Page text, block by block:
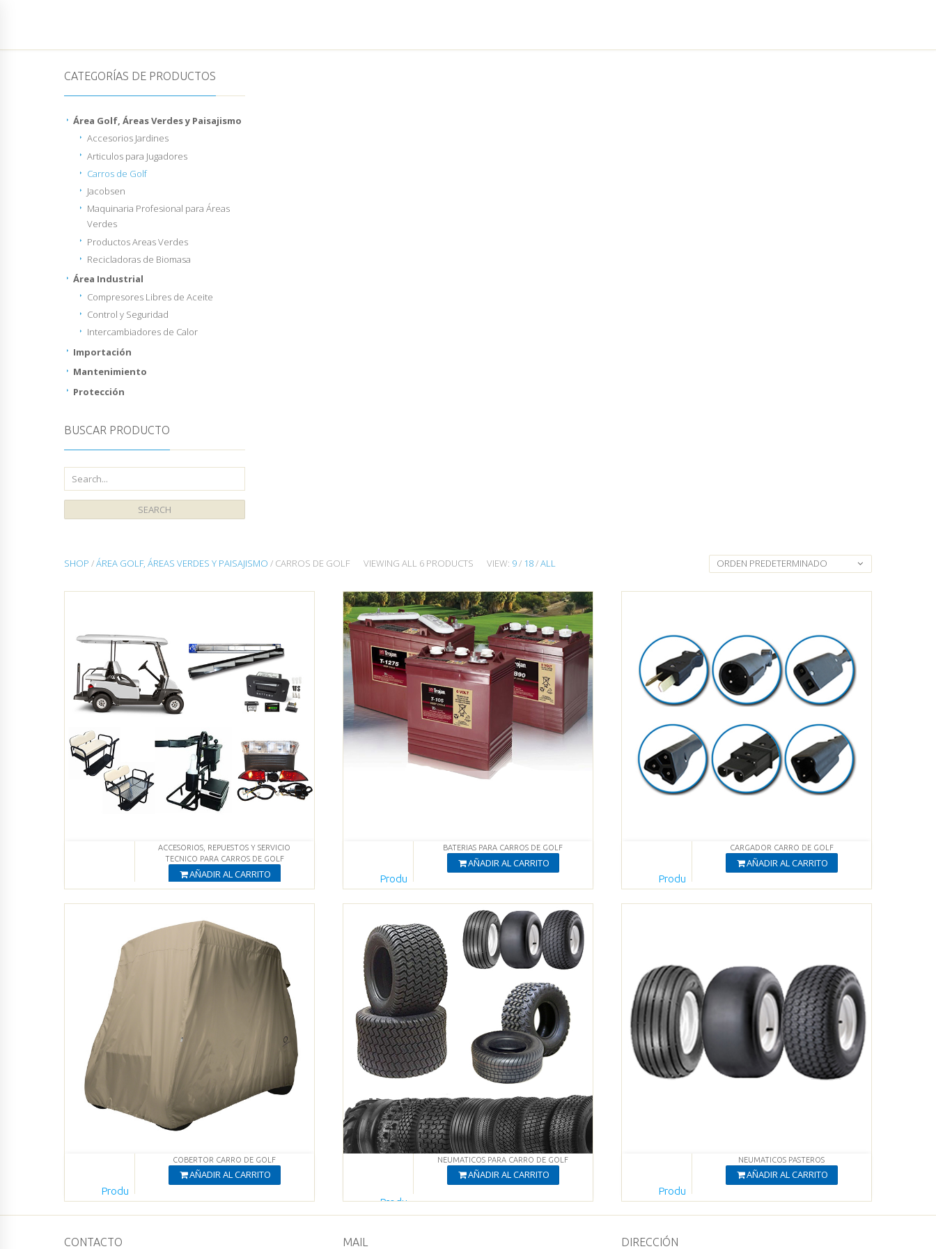
CATEGORÍAS DE PRODUCTOS
Área Golf, Áreas Verdes y Paisajismo
Accesorios Jardines
Articulos para Jugadores
Carros de Golf
Jacobsen
Maquinaria Profesional para Áreas
Verdes
Productos Areas Verdes
Recicladoras de Biomasa
Área Industrial
Compresores Libres de Aceite
Control y Seguridad
Intercambiadores de Calor
Importación
Mantenimiento
Protección
BUSCAR PRODUCTO
SHOP /ÁREA GOLF, ÁREAS VERDES Y PAISAJISMO / CARROS DE GOLF VIEWING ALL 6 PRODUCTS VIEW: 9/ 18/ALL ORDEN PREDETERMINADO
ACCESORIOS, REPUESTOS Y SERVICIO
TECNICO PARA CARROS DE GOLF
AÑADIR AL CARRITO
Ver productos
BATERIAS PARA CARROS DE GOLF
AÑADIR AL CARRITO
Produ
Agregado
Ver productos
CARGADOR CARRO DE GOLF
AÑADIR AL CARRITO
Produ
COBERTOR CARRO DE GOLF
AÑADIR AL CARRITO
Produ
NEUMATICOS PARA CARRO DE GOLF
AÑADIR AL CARRITO
Produ
cto Agregado
NEUMATICOS PASTEROS
AÑADIR AL CARRITO
Produ
CONTACTO MAIL DIRECCIÓN